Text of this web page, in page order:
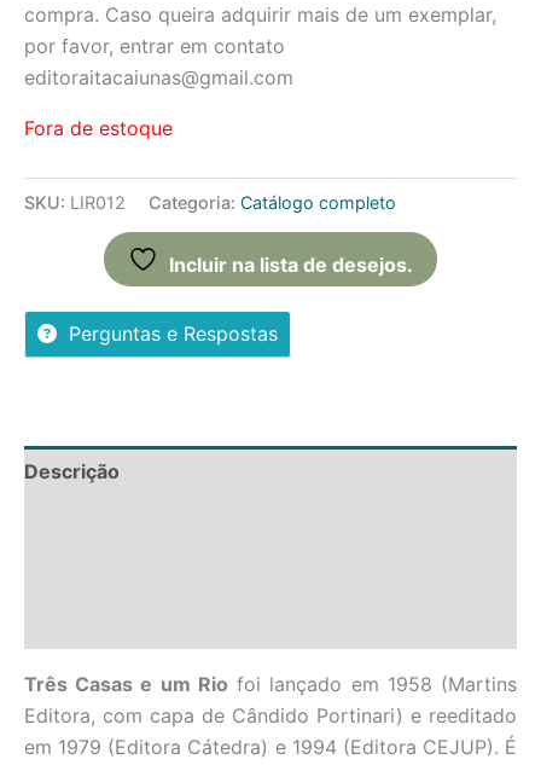
compra. Caso queira adquirir mais de um exemplar,
por favor, entrar em contato
editoraitacaiunas@gmail.com
Fora de estoque
SKU: LIR012 Categoria: Catálogo completo
Incluir na lista de desejos.
Perguntas e Respostas
Descrição
Três Casas e um Rio foi lançado em 1958 (Martins
Editora, com capa de Cândido Portinari) e reeditado
em 1979 (Editora Cátedra) e 1994 (Editora CEJUP). É